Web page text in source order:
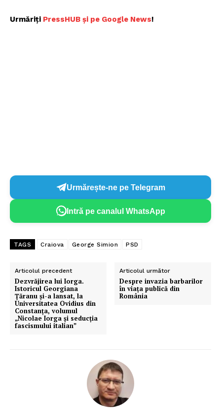
Urmăriți PressHUB și pe Google News!
Urmărește-ne pe Telegram
Intră pe canalul WhatsApp
TAGS Craiova George Simion PSD
Articolul precedent
Dezvrăjirea lui Iorga.
Istoricul Georgiana
Ţăranu şi-a lansat, la
Universitatea Ovidius din
Constanţa, volumul
„Nicolae Iorga şi seducţia
fascismului italian”
Articolul următor
Despre invazia barbarilor
în viața publică din
România